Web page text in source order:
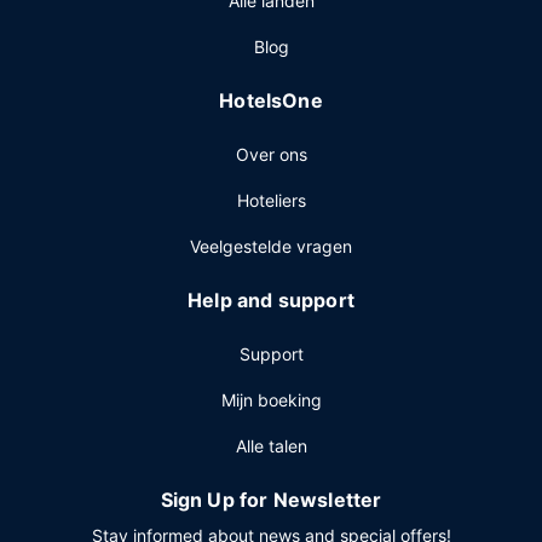
Blog
HotelsOne
Over ons
Hoteliers
Veelgestelde vragen
Help and support
Support
Mijn boeking
Alle talen
Sign Up for Newsletter
Stay informed about news and special offers!